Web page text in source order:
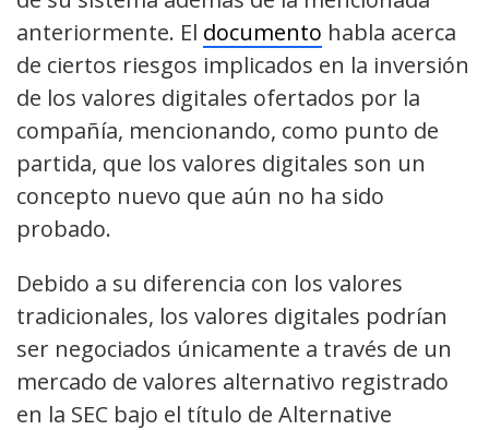
anteriormente. El documento habla acerca
de ciertos riesgos implicados en la inversión
de los valores digitales ofertados por la
compañía, mencionando, como punto de
partida, que los valores digitales son un
concepto nuevo que aún no ha sido
probado.
Debido a su diferencia con los valores
tradicionales, los valores digitales podrían
ser negociados únicamente a través de un
mercado de valores alternativo registrado
en la SEC bajo el título de Alternative